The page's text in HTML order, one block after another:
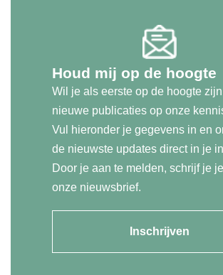
Houd mij op de hoogte
Wil je als eerste op de hoogte
nieuwe publicaties op onze
Vul hieronder je gegevens in en
de nieuwste updates direct in je
Door je aan te melden, schrijf je
onze nieuwsbrief.
Inschrijven